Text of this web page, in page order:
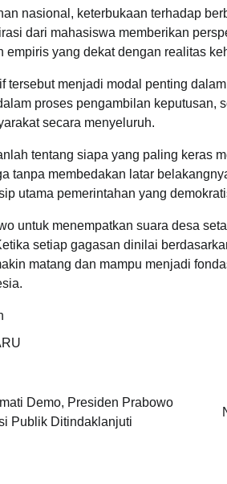
nasional, keterbukaan terhadap
dari mahasiswa memberikan
empiris yang dekat dengan realitas
tersebut menjadi modal penting
proses pengambilan keputusan,
secara menyeluruh.
tentang siapa yang paling keras
tanpa membedakan latar
utama pemerintahan yang
untuk menempatkan suara desa
setiap gagasan dinilai
matang dan mampu menjadi
Demo, Presiden Prabowo
Publik Ditindaklanjuti